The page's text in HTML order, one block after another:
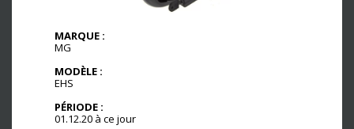
MARQUE :
MG
MODÈLE :
EHS
PÉRIODE :
01.12.20 à ce jour